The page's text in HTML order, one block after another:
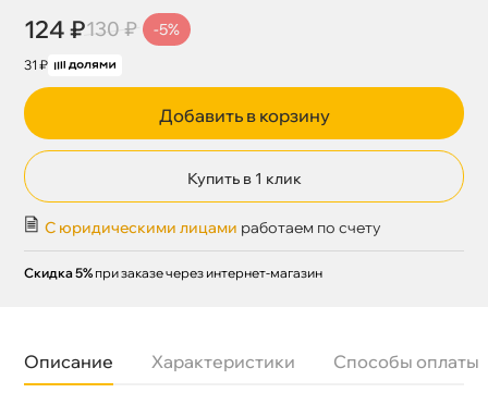
124 ₽130 ₽ -5%
31 ₽
Добавить в корзину
Купить в 1 клик
С юридическими лицами работаем по счету
Скидка 5% при заказе через интернет-магазин
Описание Характеристики Способы оплаты